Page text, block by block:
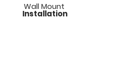
Wall Mount
Installation